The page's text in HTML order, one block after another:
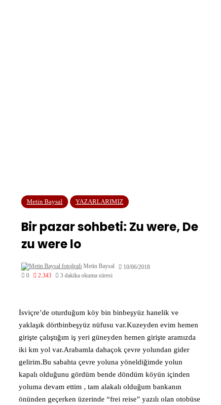
Metin Baysal YAZARLARIMIZ
Bir pazar sohbeti: Zu were, De
zu were lo
Metin Baysal
10/06/2018
0
2.343 3 dakika okuma süresi
İsviçre’de oturduğum köy bin binbeşyüz hanelik ve
yaklaşık dörtbinbeşyüz nüfusu var.Kuzeyden evim hemen
girişte çalıştığım iş yeri güneyden hemen girişte aramızda
iki km yol var.Arabamla dahaçok çevre yolundan gider
gelirim.Bu sabahta çevre yoluna yöneldiğimde yolun
kapalı olduğunu gördüm bende döndüm köyün içinden
yoluma devam ettim , tam alakalı olduğum bankanın
önünden geçerken üzerinde “frei reise” yazılı olan otobüse